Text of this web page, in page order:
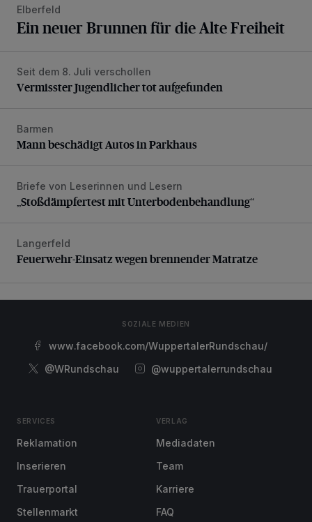
Elberfeld
Ein neuer Brunnen für die Alte Freiheit
Vermisster Jugendlicher tot aufgefunden
Seit dem 8. Juli verschollen
Vermisster Jugendlicher tot aufgefunden
Mann beschädigt Autos in Parkhaus
Barmen
Mann beschädigt Autos in Parkhaus
„Stoßdämpfertest mit Unterbodenbehandlung“
Briefe von Leserinnen und Lesern
„Stoßdämpfertest mit Unterbodenbehandlung“
Feuerwehr-Einsatz wegen brennender Matratze
Langerfeld
Feuerwehr-Einsatz wegen brennender Matratze
SOZIALE MEDIEN
www.facebook.com/WuppertalerRundschau/
@WRundschau
@wuppertalerrundschau
SERVICES
Reklamation
Inserieren
Trauerportal
Stellenmarkt
VERLAG
Mediadaten
Team
Karriere
FAQ